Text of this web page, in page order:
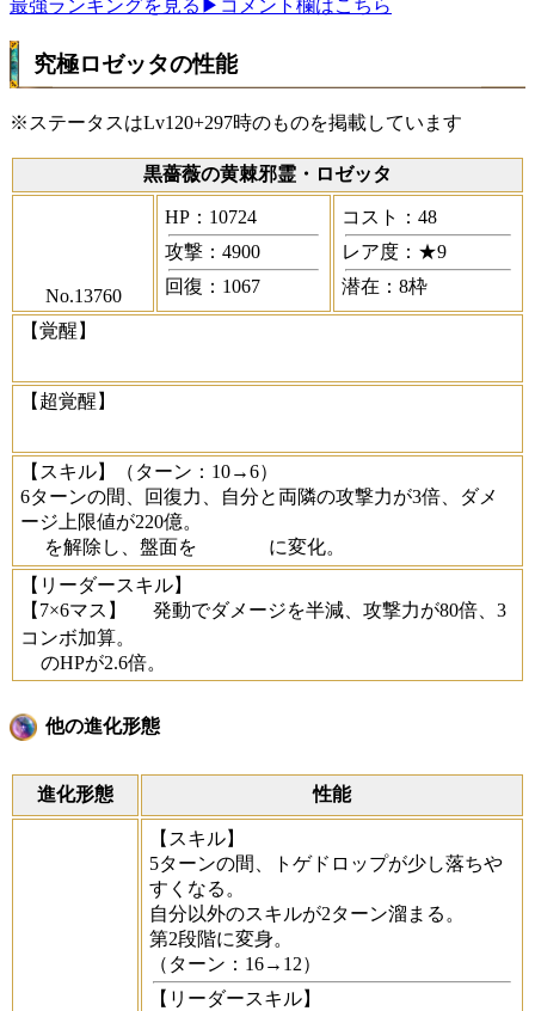
最強ランキングを見る ▶コメント欄はこちら
究極ロゼッタの性能
※ステータスはLv120+297時のものを掲載しています
黒薔薇の黄棘邪霊・ロゼッタ
No.13760
HP：10724
攻撃：4900
回復：1067
コスト：48
レア度：★9
潜在：8枠
【覚醒】
【超覚醒】
【スキル】
（ターン：10→6）
6ターンの間、回復力、自分と両隣の攻撃力が3倍、ダメ
ージ上限値が220億。
を解除し、盤面を
に変化。
【リーダースキル】
【7×6マス】
発動でダメージを半減、攻撃力が80倍、3
コンボ加算。
のHPが2.6倍。
他の進化形態
進化形態 性能
【スキル】
5ターンの間、トゲドロップが少し落ちや
すくなる。
自分以外のスキルが2ターン溜まる。
第2段階に変身。
（ターン：16→12）
【リーダースキル】